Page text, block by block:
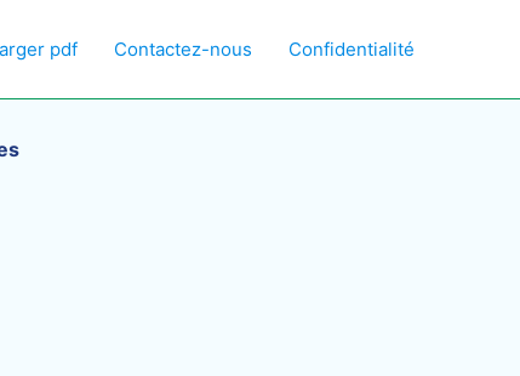
pdf Contactez-nous Confidentialité